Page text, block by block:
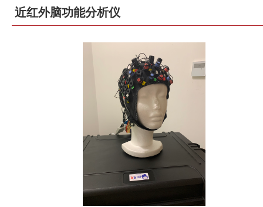
近红外脑功能分析仪